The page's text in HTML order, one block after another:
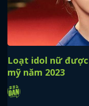
Loạt idol nữ
mỹ năm 2023